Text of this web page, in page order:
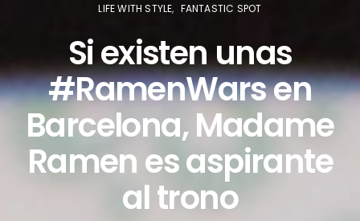
LIFE WITH STYLE FANTASTIC SPOT
Si existen unas
#RamenWars en
Barcelona, Madame
Ramen es aspirante
al trono